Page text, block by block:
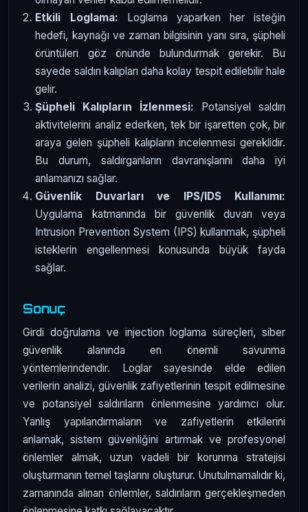
Etkili Loglama: Loglama yaparken her isteğin
hedefi, kaynağı ve zaman bilgisinin yanı sıra, şüpheli
örüntüleri göz önünde bulundurmak gerekir. Bu
sayede saldırı kalıpları daha kolay tespit edilebilir hale
gelir.
Şüpheli Kalıpların İzlenmesi: Potansiyel saldırı
aktivitelerini analiz ederken, tek bir işaretten çok, bir
araya gelen şüpheli kalıpların incelenmesi gereklidir.
Bu durum, saldırganların davranışlarını daha iyi
anlamanızı sağlar.
Güvenlik Duvarları ve IPS/IDS Kullanımı:
Uygulama katmanında bir güvenlik duvarı veya
Intrusion Prevention System (IPS) kullanmak, şüpheli
isteklerin engellenmesi konusunda büyük fayda
sağlar.
Sonuç
Girdi doğrulama ve injection loglama süreçleri, siber
güvenlik alanında en önemli savunma
yöntemlerindendir. Loglar sayesinde elde edilen
verilerin analizi, güvenlik zafiyetlerinin tespit edilmesine
ve potansiyel saldırıların önlenmesine yardımcı olur.
Yanlış yapılandırmaların ve zafiyetlerin etkilerini
anlamak, sistem güvenliğini artırmak ve profesyonel
önlemler almak, uzun vadeli bir korunma stratejisi
oluşturmanın temel taşlarını oluşturur. Unutulmamalıdır ki,
zamanında alınan önlemler, saldırıların gerçekleşmeden